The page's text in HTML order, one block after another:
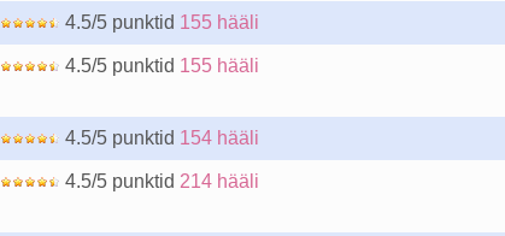
4.5/5 punktid 155 hääli
4.5/5 punktid 155 hääli
4.5/5 punktid 154 hääli
4.5/5 punktid 214 hääli